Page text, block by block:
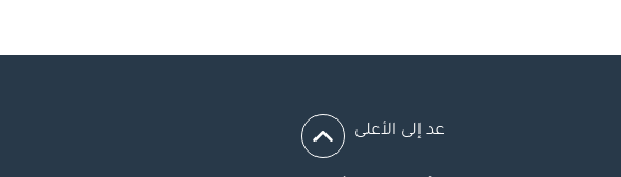
عد إلى الأعلى